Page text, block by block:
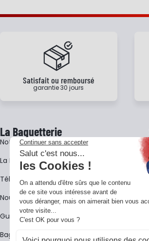
Satisfait ou remboursé
garantie 30 jours
La Baguetterie
Notre histoire
La BagShow
​Télécharger le catalogue
Nous contacter
Guides La Baguetterie
Baguetterie Shop Online